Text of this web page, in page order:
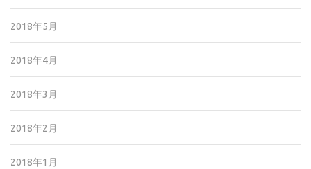
2018年5月
2018年4月
2018年3月
2018年2月
2018年1月